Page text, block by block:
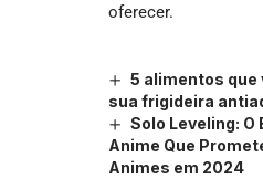
oferecer.
5 alimentos que
sua frigideira
Solo Leveling:
Anime Que
Animes em 2024